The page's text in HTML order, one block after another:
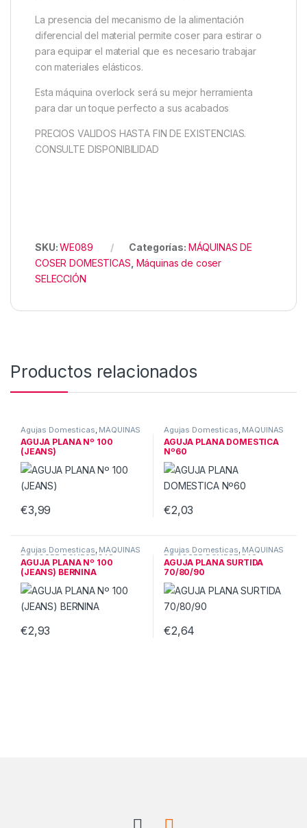
La presencia del mecanismo de la alimentación
diferencial del material permite coser para estirar o
para equipar el material que es necesario trabajar
con materiales elásticos.
Esta máquina overlock será su mejor herramienta
para dar un toque perfecto a sus acabados
PRECIOS VALIDOS HASTA FIN DE EXISTENCIAS.
CONSULTE DISPONIBILIDAD
SKU:WE089 Categorías: MÁQUINAS DE
COSER DOMESTICAS Máquinas de coser
SELECCIÓN
Productos relacionados
Agujas Domesticas MÁQUINAS
DE COSER DOMESTICAS
AGUJA PLANA Nº 100
(JEANS)
€3,99
Agujas Domesticas MÁQUINAS
DE COSER DOMESTICAS
AGUJA PLANA DOMESTICA
Nº60
€2,03
Agujas Domesticas, MÁQUINAS
DE COSER DOMESTICAS
AGUJA PLANA Nº 100
(JEANS) BERNINA
€2,93
Agujas Domesticas, MÁQUINAS
DE COSER DOMESTICAS
AGUJA PLANA SURTIDA
70/80/90
€2,64